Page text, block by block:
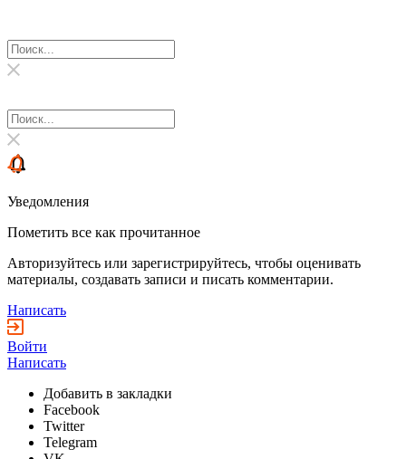
Уведомления
Пометить все как прочитанное
Авторизуйтесь или зарегистрируйтесь, чтобы оценивать
материалы, создавать записи и писать комментарии.
Написать
Войти
Написать
Добавить в закладки
Facebook
Twitter
Telegram